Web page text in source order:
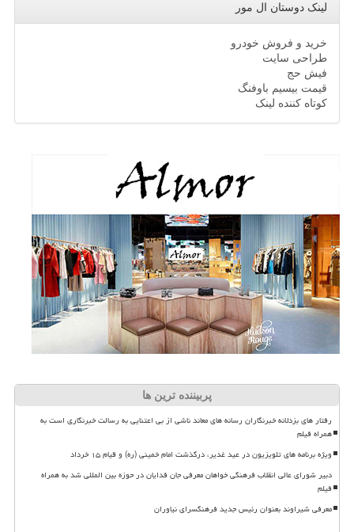
لینک دوستان ال مور
خرید و فروش خودرو
طراحی سایت
فیش حج
قیمت بیسیم باوفنگ
کوتاه کننده لینک
پربیننده ترین ها
رفتار های بزدلانه خبرنگاران رسانه های معاند ناشی از بی اعتنایی به رسالت خبرنگاری است به
همراه فیلم
ویژه برنامه های تلویزیون در عید غدیر، درگذشت امام خمینی (ره) و قیام ۱۵ خرداد
دبیر شورای عالی انقلاب فرهنگی خواهان معرفی جان فدایان در حوزه بین المللی شد به همراه
فیلم
معرفی شیراوند بعنوان رئیس جدید فرهنگسرای نیاوران